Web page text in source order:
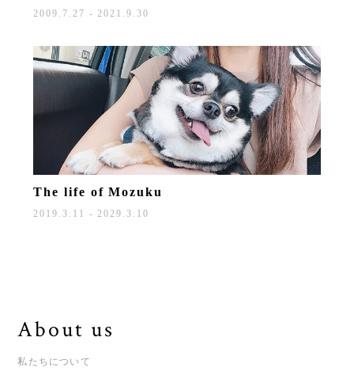
2009.7.27 - 2021.9.30
The life ofMozuku
2019.3.11 - 2029.3.10
About us
私たちについて